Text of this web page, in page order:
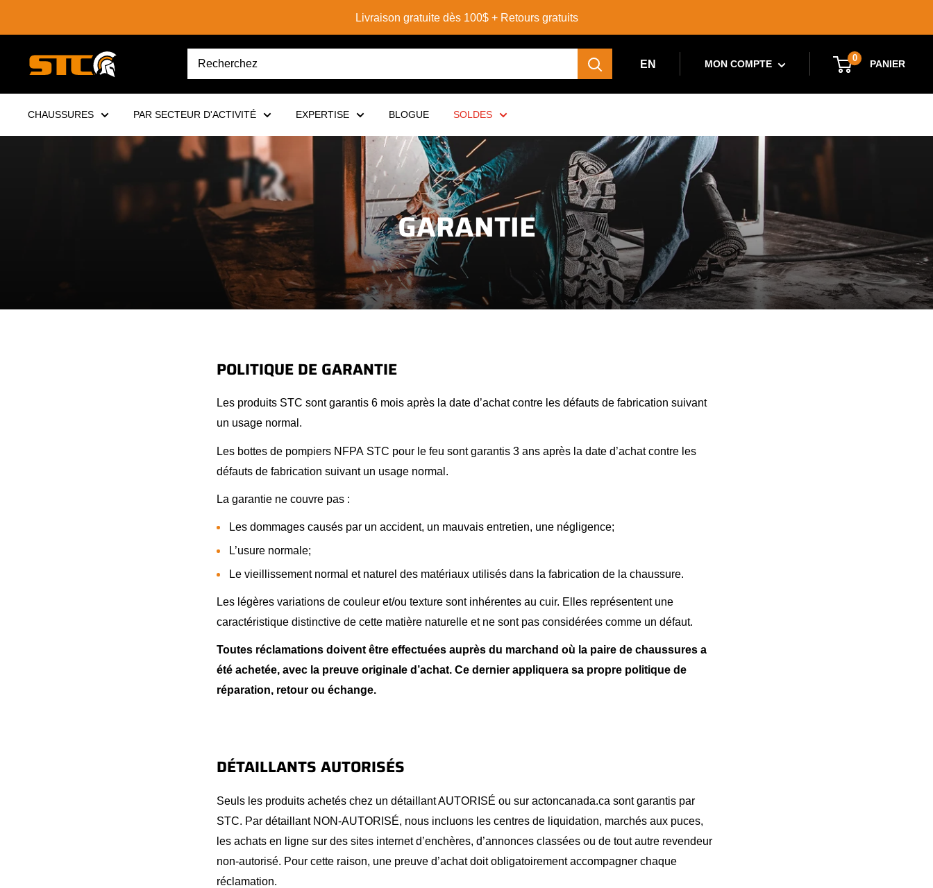
Livraison gratuite dès 100$ + Retours gratuits
Footwear
EN MON COMPTE
0
PANIER
CHAUSSURES PAR SECTEUR D'ACTIVITÉ EXPERTISE BLOGUE SOLDES
GARANTIE
POLITIQUE DE GARANTIE
Les produits STC sont garantis 6 mois après la date d’achat contre les défauts de fabrication suivant
un usage normal.
Les bottes de pompiers NFPA STC pour le feu sont garantis 3 ans après la date d’achat contre les
défauts de fabrication suivant un usage normal.
La garantie ne couvre pas :
Les dommages causés par un accident, un mauvais entretien, une négligence;
L’usure normale;
Le vieillissement normal et naturel des matériaux utilisés dans la fabrication de la chaussure.
Les légères variations de couleur et/ou texture sont inhérentes au cuir. Elles représentent une
caractéristique distinctive de cette matière naturelle et ne sont pas considérées comme un défaut.
Toutes réclamations doivent être effectuées auprès du marchand où la paire de chaussures a
été achetée, avec la preuve originale d’achat. Ce dernier appliquera sa propre politique de
réparation, retour ou échange.
DÉTAILLANTS AUTORISÉS
Seuls les produits achetés chez un détaillant AUTORISÉ ou sur actoncanada.ca sont garantis par
STC. Par détaillant NON-AUTORISÉ, nous incluons les centres de liquidation, marchés aux puces,
les achats en ligne sur des sites internet d’enchères, d’annonces classées ou de tout autre revendeur
non-autorisé. Pour cette raison, une preuve d’achat doit obligatoirement accompagner chaque
réclamation.